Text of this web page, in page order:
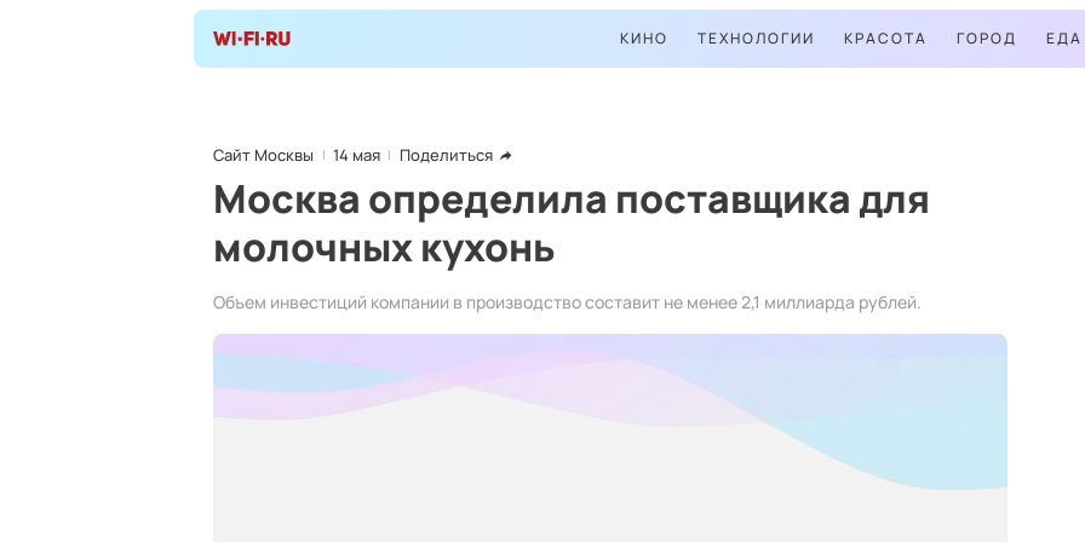
КИНО ТЕХНОЛОГИИ КРАСОТА ГОРОД ЕДА
Сайт Москвы 14 мая Поделиться
Москва определила поставщика для
молочных кухонь
Объем инвестиций компании в производство составит не менее 2,1 миллиарда рублей.